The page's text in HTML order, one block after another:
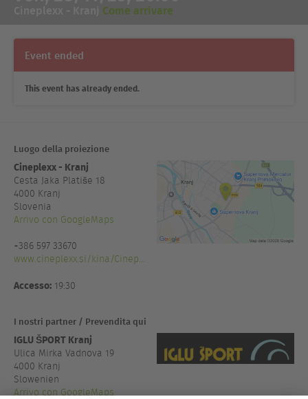
Come arrivare
Event ended
This event has already ended.
Luogo della proiezione
Cineplexx - Kranj
Cesta Jaka Platiše 18
4000 Kranj
Slovenia
Arrivo con GoogleMaps
+386 597 33670
www.cineplexx.si/kina/Cinep...
Accesso: 19:30
I nostri partner / Prevendita qui
IGLU ŠPORT Kranj
Ulica Mirka Vadnova 19
4000 Kranj
Slowenien
Arrivo con GoogleMaps